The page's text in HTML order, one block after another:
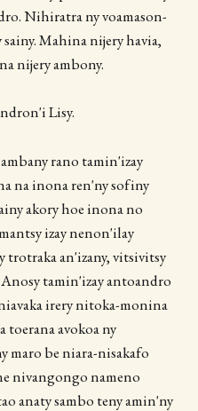
Nihiratra ny voamason-
Mahina nijery havia,
nijery ambony.
Lisy.
rano tamin'izay
na inona ren'ny sofiny
akory hoe inona no
izay nenon'ilay
trotraka an'izany, vitsivitsy
tamin'izay antoandro
irery nitoka-monina
toerana avokoa ny
maro be niara-nisakafo
nivangongo nameno
anaty sambo teny amin'ny